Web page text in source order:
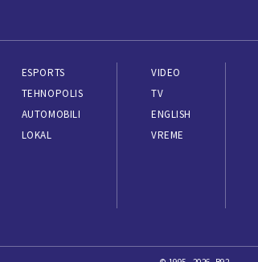
ESPORTS
TEHNOPOLIS
AUTOMOBILI
LOKAL
VIDEO
TV
ENGLISH
VREME